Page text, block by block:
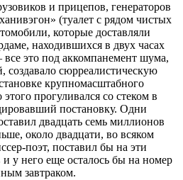
и прицепов, генераторов
(туалет с рядом чистых
которые доставляли
находившихся в двух часах
это под аккомпанемент шума,
создавало сюрреалистическую
крупномасштабного
прогуливался со стеком в
постановку. Одни
двадцать семь миллионов
около двадцати, во всяком
поэт, поставил бы на эти
и у него еще осталось бы на номер
завтраком.